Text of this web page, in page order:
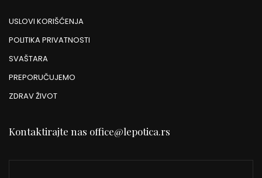
USLOVI KORIŠĆENJA
POLITIKA PRIVATNOSTI
SVAŠTARA
PREPORUČUJEMO
ZDRAV ŽIVOT
Kontaktirajte nas office@lepotica.rs